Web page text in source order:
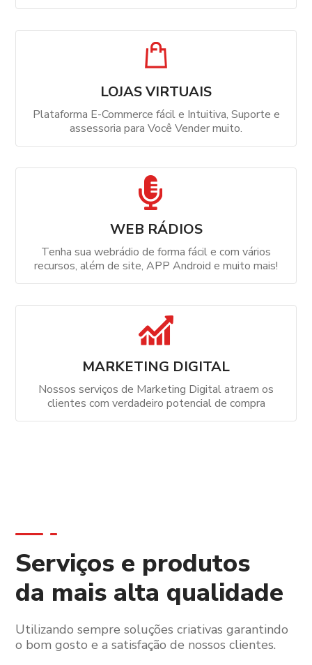
LOJAS VIRTUAIS
Plataforma E-Commerce fácil e Intuitiva, Suporte e
assessoria para Você Vender muito.
WEB RÁDIOS
Tenha sua webrádio de forma fácil e com vários
recursos, além de site, APP Android e muito mais!
MARKETING DIGITAL
Nossos serviços de Marketing Digital atraem os
clientes com verdadeiro potencial de compra
Serviços e produtos
da mais alta qualidade
Utilizando sempre soluções criativas garantindo
o bom gosto e a satisfação de nossos clientes.